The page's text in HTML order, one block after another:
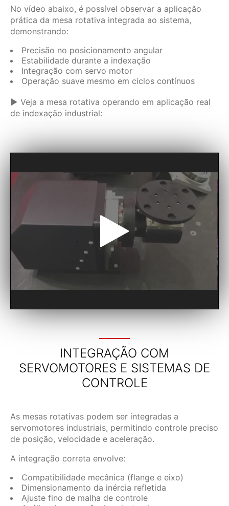
No vídeo abaixo, é possível observar a aplicação
prática da mesa rotativa integrada ao sistema,
demonstrando:
Precisão no posicionamento angular
Estabilidade durante a indexação
Integração com servo motor
Operação suave mesmo em ciclos contínuos
▶ Veja a mesa rotativa operando em aplicação real
de indexação industrial:
INTEGRAÇÃO COM
SERVOMOTORES E SISTEMAS DE
CONTROLE
As mesas rotativas podem ser integradas a
servomotores industriais, permitindo controle preciso
de posição, velocidade e aceleração.
A integração correta envolve:
Compatibilidade mecânica (flange e eixo)
Dimensionamento da inércia refletida
Ajuste fino de malha de controle